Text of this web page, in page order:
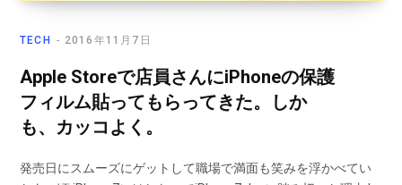
TECH 2016年11月7日
Apple Storeで店員さんにiPhoneの保護
フィルム貼ってもらってきた。しか
も、カッコよく。
発売日にスムーズにゲットして職場で満面も笑みを浮かべてい